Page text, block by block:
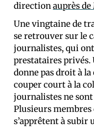
directionauprès
Une vingtaine de
se retrouver sur le
journalistes, qui ont
prestataires
donne pas droit à
couper court à la
journalistes ne sont
Plusieurs membres
s’apprêtent à subir